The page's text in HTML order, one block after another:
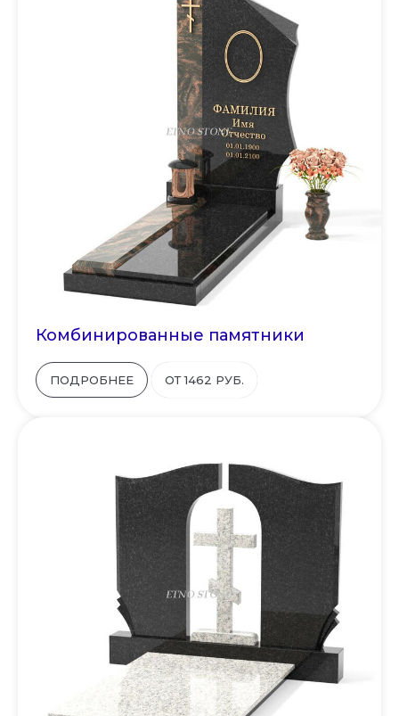
Комбинированные памятники
ПОДРОБНЕЕ ОТ 1462 РУБ.